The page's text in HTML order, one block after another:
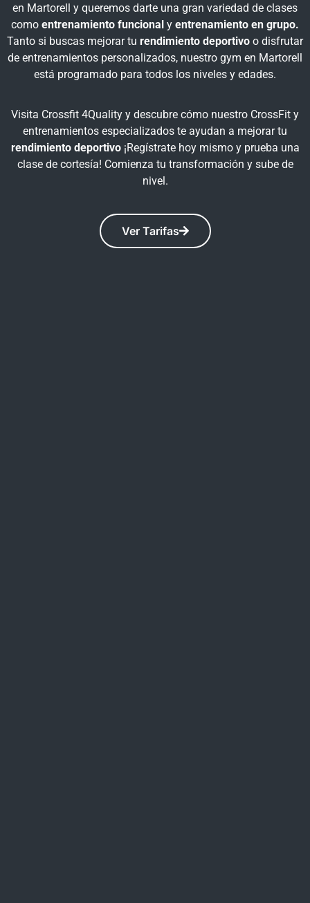
en Martorell y queremos darte una gran variedad de clases
como entrenamiento funcional y entrenamiento en grupo.
Tanto si buscas mejorar tu rendimiento deportivo o disfrutar
de entrenamientos personalizados, nuestro gym en Martorell
está programado para todos los niveles y edades.
Visita Crossfit 4Quality y descubre cómo nuestro CrossFit y
entrenamientos especializados te ayudan a mejorar tu
rendimiento deportivo¡Regístrate hoy mismo y prueba una
clase de cortesía! Comienza tu transformación y sube de
nivel.
Ver Tarifas